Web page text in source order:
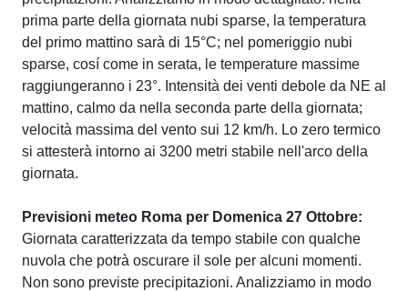
prima parte della giornata nubi sparse, la temperatura
del primo mattino sarà di 15°C; nel pomeriggio nubi
sparse, cosí come in serata, le temperature massime
raggiungeranno i 23°. Intensità dei venti debole da NE al
mattino, calmo da nella seconda parte della giornata;
velocità massima del vento sui 12 km/h. Lo zero termico
si attesterà intorno ai 3200 metri stabile nell'arco della
giornata.
Previsioni meteo Roma per Domenica 27 Ottobre:
Giornata caratterizzata da tempo stabile con qualche
nuvola che potrà oscurare il sole per alcuni momenti.
Non sono previste precipitazioni. Analizziamo in modo